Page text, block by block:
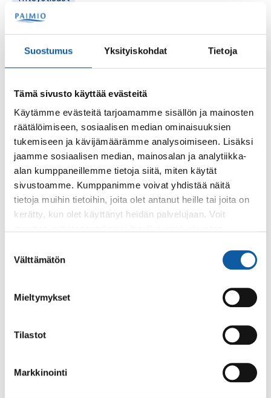
Suostumus Yksityiskohdat Tietoja
Tämä sivusto käyttää evästeitä
Käytämme evästeitä tarjoamamme sisällön ja mainosten
räätälöimiseen, sosiaalisen median ominaisuuksien
tukemiseen ja kävijämäärämme analysoimiseen. Lisäksi
jaamme sosiaalisen median, mainosalan ja analytiikka-
alan kumppaneillemme tietoja siitä, miten käytät
sivustoamme. Kumppanimme voivat yhdistää näitä
tietoja muihin tietoihin, joita olet antanut heille tai joita on
kerätty, kun olet käyttänyt heidän palvelujaan. Voit
valinta
Välttämätön
Mieltymykset
Tilastot
Markkinointi
AnnaBlomroos
Sanna
Erityisopettaja
Yhteystiedot
TanjaHaltsonen
Koulusihteeri
Musiikkikoulun opettaja
Yhteystiedot